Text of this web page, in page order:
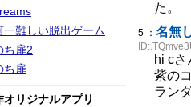
一難しい脱出ゲーム
ち扉2
ち扉
オリジナルアプリ
た。
5 ： 名無
hi cさ
紫の
ラン